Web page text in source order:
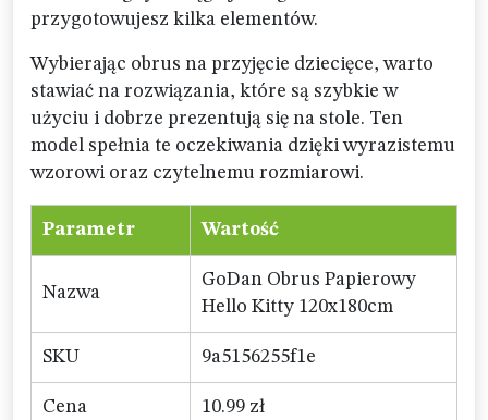
przygotowujesz kilka elementów.
Wybierając obrus na przyjęcie dziecięce, warto
stawiać na rozwiązania, które są szybkie w
użyciu i dobrze prezentują się na stole. Ten
model spełnia te oczekiwania dzięki wyrazistemu
wzorowi oraz czytelnemu rozmiarowi.
Parametr Wartość
Nazwa
GoDan Obrus Papierowy
Hello Kitty 120x180cm
SKU 9a5156255f1e
Cena 10.99 zł